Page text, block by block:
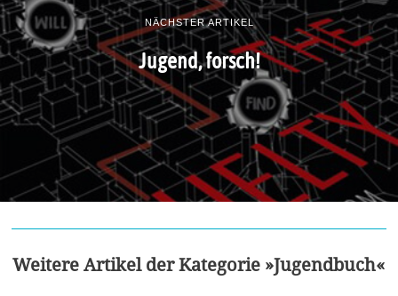
NÄCHSTER ARTIKEL
Jugend, forsch!
Weitere Artikel der Kategorie »Jugendbuch«